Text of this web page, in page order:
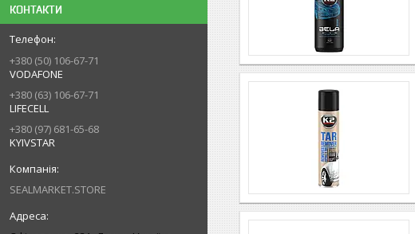
КОНТАКТИ
+380 (50) 106-67-71
VODAFONE
+380 (63) 106-67-71
LIFECELL
+380 (97) 681-65-68
KYIVSTAR
SEALMARKET.STORE